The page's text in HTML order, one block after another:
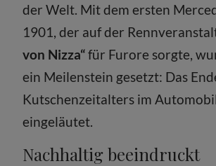
der Welt. Mit dem ersten
1901, der auf der
von Nizza“für Furore sorgte,
ein Meilenstein gesetzt: Das
Kutschenzeitalters im
eingeläutet.
Nachhaltig beeindruckt